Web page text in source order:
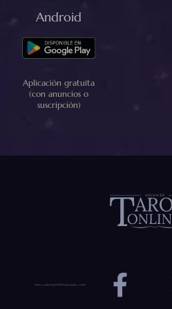
Android
Aplicación gratuita
(con anuncios o
suscripción)